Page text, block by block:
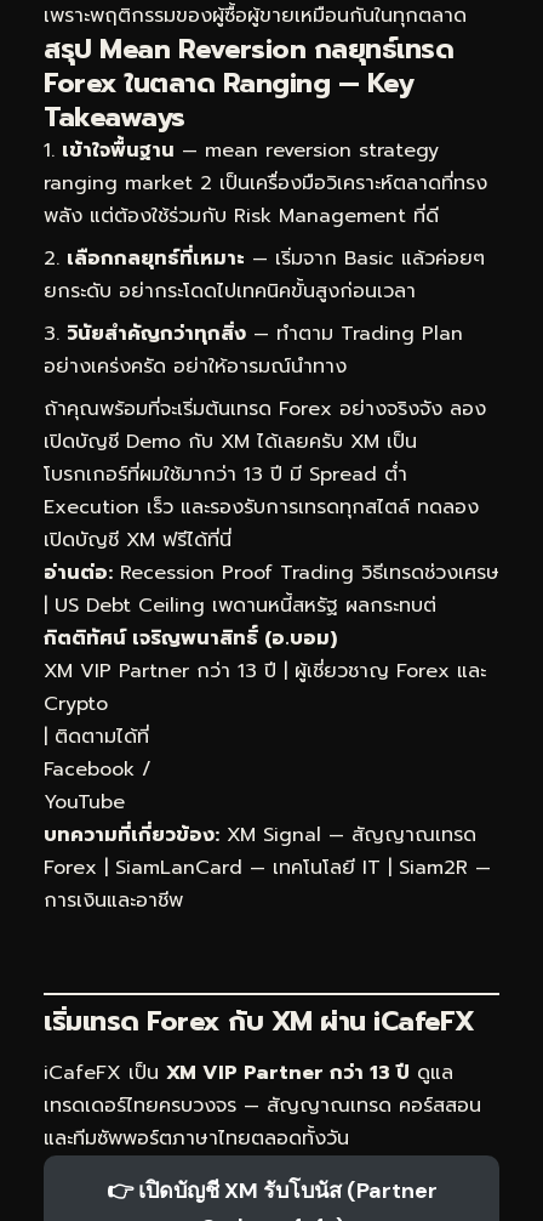
เพราะพฤติกรรมของผู้ซื้อผู้ขายเหมือนกันในทุกตลาด
สรุป Mean Reversion กลยุทธ์เทรด
Forex ในตลาด Ranging — Key
Takeaways
เข้าใจพื้นฐาน — mean reversion strategy
ranging market 2 เป็นเครื่องมือวิเคราะห์ตลาดที่ทรง
พลัง แต่ต้องใช้ร่วมกับ Risk Management ที่ดี
เลือกกลยุทธ์ที่เหมาะ — เริ่มจาก Basic แล้วค่อยๆ
ยกระดับ อย่ากระโดดไปเทคนิคขั้นสูงก่อนเวลา
วินัยสำคัญกว่าทุกสิ่ง — ทำตาม Trading Plan
อย่างเคร่งครัด อย่าให้อารมณ์นำทาง
ถ้าคุณพร้อมที่จะเริ่มต้นเทรด Forex อย่างจริงจัง ลอง
เปิดบัญชี Demo กับ XM ได้เลยครับ XM เป็น
โบรกเกอร์ที่ผมใช้มากว่า 13 ปี มี Spread ต่ำ
Execution เร็ว และรองรับการเทรดทุกสไตล์ ทดลอง
เปิดบัญชี XM ฟรีได้ที่นี่
อ่านต่อ: Recession Proof Trading วิธีเทรดช่วงเศรษ
| US Debt Ceiling เพดานหนี้สหรัฐ ผลกระทบต่
กิตติทัศน์ เจริญพนาสิทธิ์ (อ.บอม)
XM VIP Partner กว่า 13 ปี | ผู้เชี่ยวชาญ Forex และ
Crypto
| ติดตามได้ที่
Facebook /
YouTube
บทความที่เกี่ยวข้อง: XM Signal — สัญญาณเทรด
Forex | SiamLanCard — เทคโนโลยี IT | Siam2R —
การเงินและอาชีพ
เริ่มเทรด Forex กับ XM ผ่าน iCafeFX
iCafeFX เป็น XM VIP Partner กว่า 13 ปี ดูแล
เทรดเดอร์ไทยครบวงจร — สัญญาณเทรด คอร์สสอน
และทีมซัพพอร์ตภาษาไทยตลอดทั้งวัน
👉 เปิดบัญชี XM รับโบนัส (Partner